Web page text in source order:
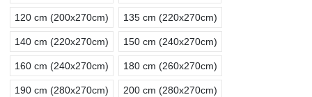
120 cm (200x270cm) 135 cm (220x270cm)
140 cm (220x270cm) 150 cm (240x270cm)
160 cm (240x270cm) 180 cm (260x270cm)
190 cm (280x270cm) 200 cm (280x270cm)